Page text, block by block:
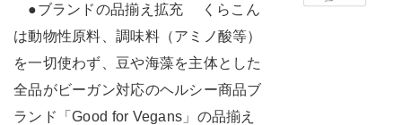
●ブランドの品揃え拡充 くらこん
は動物性原料、調味料（アミノ酸等）
を一切使わず、豆や海藻を主体とした
全品がビーガン対応のヘルシー商品ブ
ランド「Good for Vegans」の品揃え